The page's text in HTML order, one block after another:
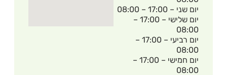
יום שני – 17:00 – 08:00
יום שלישי – 17:00 –
08:00
יום רביעי – 17:00 –
08:00
יום חמישי – 17:00 –
08:00